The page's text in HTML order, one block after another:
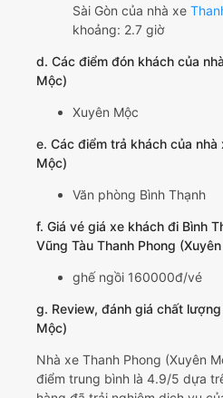
Sài Gòn của nhà xe
khoảng: 2.7 giờ
d. Các điểm đón khách của
Mộc)
Xuyên Mộc
e. Các điểm trả khách của nhà
Mộc)
Văn phòng Bình Thạnh
f. Giá vé giá xe khách đi Bình
Vũng Tàu Thanh Phong
ghế ngồi 160000đ/vé
g. Review, đánh giá chất
Mộc)
Nhà xe Thanh Phong (Xuyên
điểm trung bình là 4.9/5 dựa